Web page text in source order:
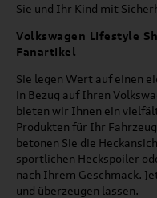
Sie und Ihr Kind mit
Volkswagen Lifestyle
Fanartikel
Sie legen Wert auf einen
in Bezug auf Ihren
bieten wir Ihnen ein
Produkten für Ihr
betonen Sie die
sportlichen Heckspoiler
nach Ihrem Geschmack.
und überzeugen lassen.